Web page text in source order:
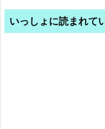
いっしょに読まれて